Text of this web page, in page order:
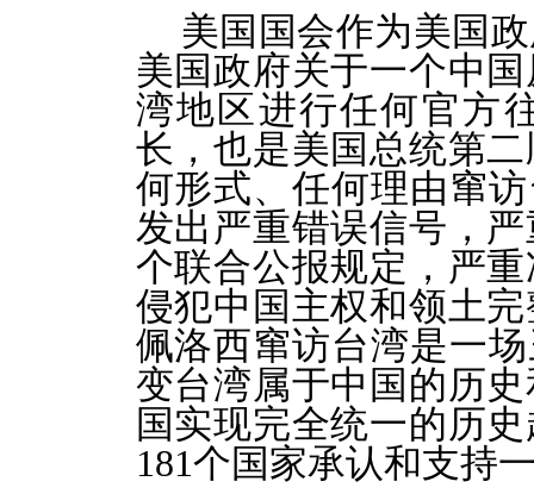
美国国会作为美国
美国政府关于一个中
湾地区进行任何官方
长，也是美国总统第
何形式、任何理由窜
发出严重错误信号，
个联合公报规定，严
侵犯中国主权和领土
佩洛西窜访台湾是一
变台湾属于中国的历
国实现完全统一的历
181个国家承认和支持